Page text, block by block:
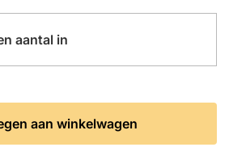
aantal in
aan winkelwagen